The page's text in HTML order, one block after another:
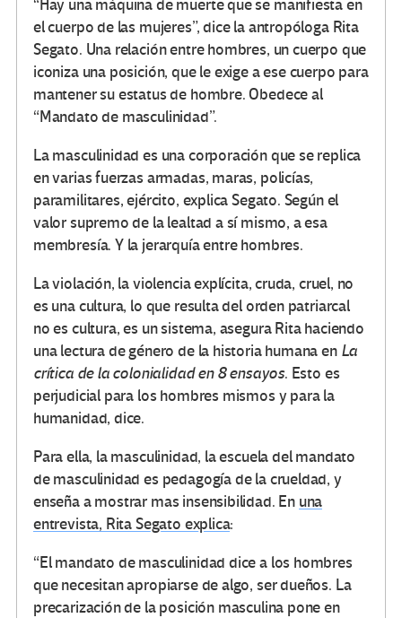
“Hay una máquina de muerte que se manifiesta en
el cuerpo de las mujeres”, dice la antropóloga Rita
Segato. Una relación entre hombres, un cuerpo que
iconiza una posición, que le exige a ese cuerpo para
mantener su estatus de hombre. Obedece al
“Mandato de masculinidad”.
La masculinidad es una corporación que se replica
en varias fuerzas armadas, maras, policías,
paramilitares, ejército, explica Segato. Según el
valor supremo de la lealtad a sí mismo, a esa
membresía. Y la jerarquía entre hombres.
La violación, la violencia explícita, cruda, cruel, no
es una cultura, lo que resulta del orden patriarcal
no es cultura, es un sistema, asegura Rita haciendo
una lectura de género de la historia humana en La
crítica de la colonialidad en 8 ensayos. Esto es
perjudicial para los hombres mismos y para la
humanidad, dice.
Para ella, la masculinidad, la escuela del mandato
de masculinidad es pedagogía de la crueldad, y
enseña a mostrar mas insensibilidad. En una
entrevista, Rita Segato explica:
“El mandato de masculinidad dice a los hombres
que necesitan apropiarse de algo, ser dueños. La
precarización de la posición masculina pone en